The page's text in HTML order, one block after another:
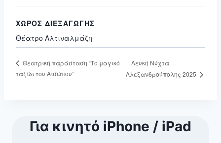
ΧΏΡΟΣ ΔΙΕΞΑΓΩΓΉΣ
Θέατρο Αλτιναλμάζη
Θεατρική παράσταση “Το μαγικό
ταξίδι του Αισώπου”
Λευκή Νύχτα
Αλεξανδρούπολης 2025
Για κινητό iPhone / iPad